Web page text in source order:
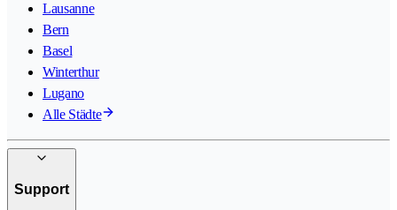
Lausanne
Bern
Basel
Winterthur
Lugano
Alle Städte
Support